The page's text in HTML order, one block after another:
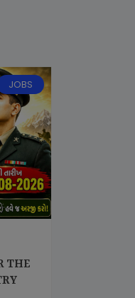
JOBS
THE